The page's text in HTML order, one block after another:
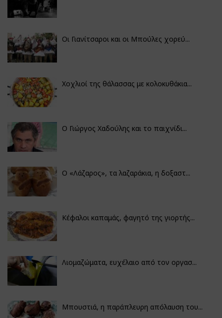
Οι Γιανίτσαροι και οι Μπούλες χορεύ...
Χοχλιοί της θάλασσας με κολοκυθάκια...
Ο Γιώργος Χαδούλης και το παιχνίδι...
Ο «Λάζαρος», τα λαζαράκια, η δοξαστ...
Κέφαλοι καπαμάς, φαγητό της γιορτής...
Λιομαζώματα, ευχέλαιο από τον οργασ...
Μπουστιά, η παράπλευρη απόλαυση του...